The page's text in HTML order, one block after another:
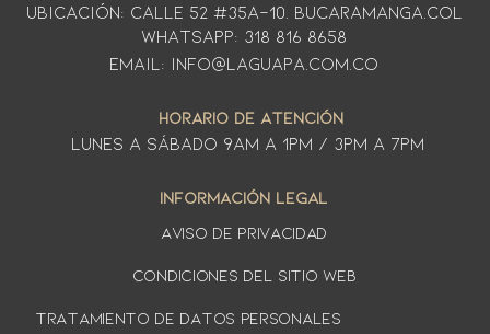
Ubicación: CALLE 52 #35A-10. Bucaramanga.Col
WhatsApp: 318 816 8658
Email: info@laguapa.com.co
HORARIO DE ATENCIÓN
LUNES A SÁbado 9am a 1pm / 3pm a 7pm
INFORMACIÓN LEGAL
AVISO DE PRIVACIDAD
Condiciones del sitio web
TRATAMIENTO DE DATOS PERSONALES